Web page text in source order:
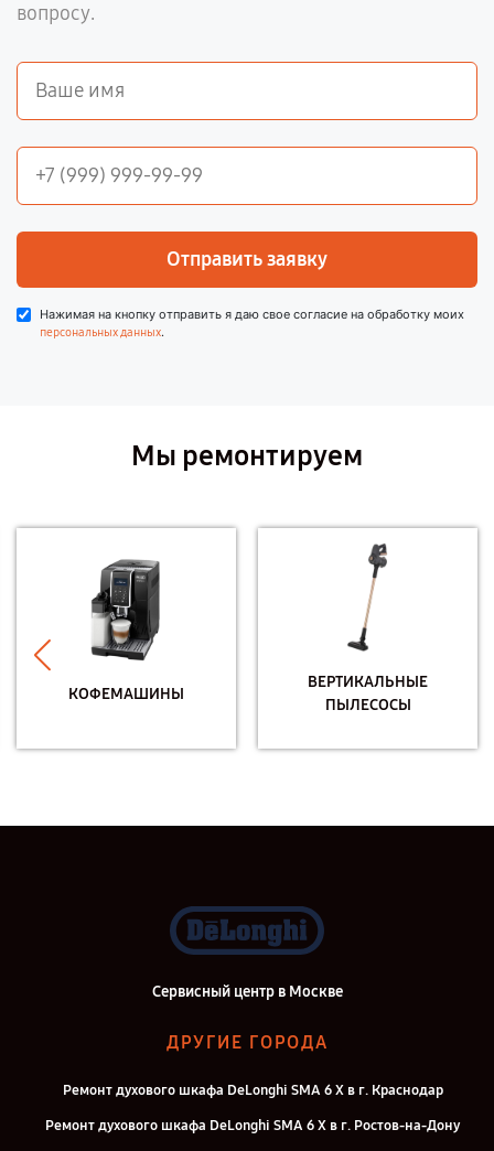
вопросу.
Отправить заявку
Нажимая на кнопку отправить я даю свое согласие на обработку моих
персональных данных.
Мы ремонтируем
КОФЕМАШИНЫ
ВЕРТИКАЛЬНЫЕ
ПЫЛЕСОСЫ
Сервисный центр в Москве
ДРУГИЕ ГОРОДА
Ремонт духового шкафа DeLonghi SMA 6 X в г. Краснодар
Ремонт духового шкафа DeLonghi SMA 6 X в г. Ростов-на-Дону